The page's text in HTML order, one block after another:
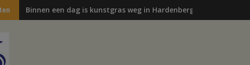
Binnen een dag is kunstgras weg in Hardenberg en Sibculo